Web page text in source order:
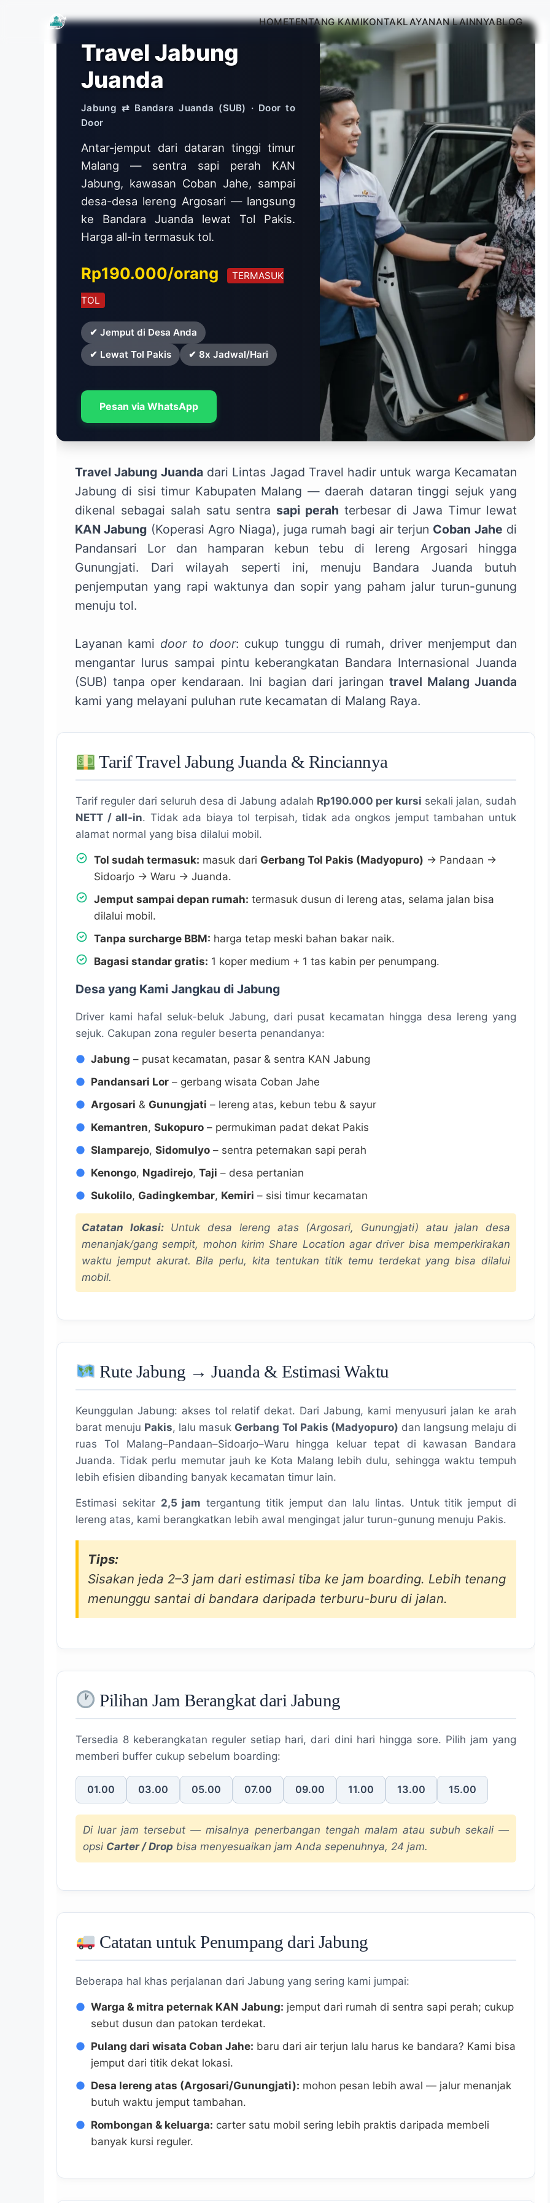
HOMETENTANG KAMIKONTAKLAYANAN LAINNYABLOG
Travel Jabung
Juanda
Jabung ⇄ Bandara Juanda (SUB) · Door to
Door
Antar-jemput dari dataran tinggi timur
Malang — sentra sapi perah KAN
Jabung, kawasan Coban Jahe, sampai
desa-desa lereng Argosari — langsung
ke Bandara Juanda lewat Tol Pakis.
Harga all-in termasuk tol.
Rp190.000/orang TERMASUK
TOL
✔ Jemput di Desa Anda
✔ Lewat Tol Pakis
✔ 8x Jadwal/Hari
Pesan via WhatsApp
Travel Jabung Juandadari Lintas Jagad Travel hadir untuk warga Kecamatan
Jabung di sisi timur Kabupaten Malang — daerah dataran tinggi sejuk yang
dikenal sebagai salah satu sentra sapi perah terbesar di Jawa Timur lewat
KAN Jabung (Koperasi Agro Niaga), juga rumah bagi air terjun Coban Jahe di
Pandansari Lor dan hamparan kebun tebu di lereng Argosari hingga
Gunungjati. Dari wilayah seperti ini, menuju Bandara Juanda butuh
penjemputan yang rapi waktunya dan sopir yang paham jalur turun-gunung
menuju tol.
Layanan kami door to door: cukup tunggu di rumah, driver menjemput dan
mengantar lurus sampai pintu keberangkatan Bandara Internasional Juanda
(SUB) tanpa oper kendaraan. Ini bagian dari jaringan travel Malang Juanda
kami yang melayani puluhan rute kecamatan di Malang Raya.
Tarif Travel Jabung Juanda & Rinciannya
Tarif reguler dari seluruh desa di Jabung adalah Rp190.000 per kursi sekali jalan, sudah
NETT / all-in. Tidak ada biaya tol terpisah, tidak ada ongkos jemput tambahan untuk
alamat normal yang bisa dilalui mobil.
Tol sudah termasuk: masuk dari Gerbang Tol Pakis (Madyopuro) → Pandaan →
Sidoarjo → Waru → Juanda.
Jemput sampai depan rumah: termasuk dusun di lereng atas, selama jalan bisa
dilalui mobil.
Tanpa surcharge BBM: harga tetap meski bahan bakar naik.
Bagasi standar gratis: 1 koper medium + 1 tas kabin per penumpang.
Desa yang Kami Jangkau di Jabung
Driver kami hafal seluk-beluk Jabung, dari pusat kecamatan hingga desa lereng yang
sejuk. Cakupan zona reguler beserta penandanya:
Jabung – pusat kecamatan, pasar & sentra KAN Jabung
Pandansari Lor – gerbang wisata Coban Jahe
Argosari & Gunungjati – lereng atas, kebun tebu & sayur
Kemantren, Sukopuro – permukiman padat dekat Pakis
Slamparejo, Sidomulyo – sentra peternakan sapi perah
Kenongo, Ngadirejo, Taji – desa pertanian
Sukolilo, Gadingkembar, Kemiri – sisi timur kecamatan
Catatan lokasi:Untuk desa lereng atas (Argosari, Gunungjati) atau jalan desa
menanjak/gang sempit, mohon kirim Share Location agar driver bisa memperkirakan
waktu jemput akurat. Bila perlu, kita tentukan titik temu terdekat yang bisa dilalui
mobil.
Rute Jabung → Juanda & Estimasi Waktu
Keunggulan Jabung: akses tol relatif dekat. Dari Jabung, kami menyusuri jalan ke arah
barat menuju Pakis, lalu masuk Gerbang Tol Pakis (Madyopuro) dan langsung melaju di
ruas Tol Malang–Pandaan–Sidoarjo–Waru hingga keluar tepat di kawasan Bandara
Juanda. Tidak perlu memutar jauh ke Kota Malang lebih dulu, sehingga waktu tempuh
lebih efisien dibanding banyak kecamatan timur lain.
Estimasi sekitar 2,5 jam tergantung titik jemput dan lalu lintas. Untuk titik jemput di
lereng atas, kami berangkatkan lebih awal mengingat jalur turun-gunung menuju Pakis.
Tips:
Sisakan jeda 2–3 jam dari estimasi tiba ke jam boarding. Lebih tenang
menunggu santai di bandara daripada terburu-buru di jalan.
Pilihan Jam Berangkat dari Jabung
Tersedia 8 keberangkatan reguler setiap hari, dari dini hari hingga sore. Pilih jam yang
memberi buffer cukup sebelum boarding:
01.00 03.00 05.00 07.00 09.00 11.00 13.00 15.00
Di luar jam tersebut — misalnya penerbangan tengah malam atau subuh sekali —
opsi Carter / Drop bisa menyesuaikan jam Anda sepenuhnya, 24 jam.
Catatan untuk Penumpang dari Jabung
Beberapa hal khas perjalanan dari Jabung yang sering kami jumpai:
Warga & mitra peternak KAN Jabung: jemput dari rumah di sentra sapi perah; cukup
sebut dusun dan patokan terdekat.
Pulang dari wisata Coban Jahe: baru dari air terjun lalu harus ke bandara? Kami bisa
jemput dari titik dekat lokasi.
Desa lereng atas (Argosari/Gunungjati): mohon pesan lebih awal — jalur menanjak
butuh waktu jemput tambahan.
Rombongan & keluarga: carter satu mobil sering lebih praktis daripada membeli
banyak kursi reguler.